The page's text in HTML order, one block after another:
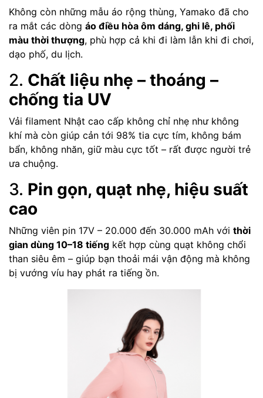
Không còn những mẫu áo rộng thùng, Yamako đã cho
ra mắt các dòng áo điều hòa ôm dáng, ghi lê, phối
màu thời thượng, phù hợp cả khi đi làm lẫn khi đi chơi,
dạo phố, du lịch.
2. Chất liệu nhẹ – thoáng –
chống tia UV
Vải filament Nhật cao cấp không chỉ nhẹ như không
khí mà còn giúp cản tới 98% tia cực tím, không bám
bẩn, không nhăn, giữ màu cực tốt – rất được người trẻ
ưa chuộng.
3. Pin gọn, quạt nhẹ, hiệu suất
cao
Những viên pin 17V – 20.000 đến 30.000 mAh với thời
gian dùng 10–18 tiếng kết hợp cùng quạt không chổi
than siêu êm – giúp bạn thoải mái vận động mà không
bị vướng víu hay phát ra tiếng ồn.